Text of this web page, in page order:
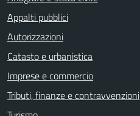
Appalti pubblici
Autorizzazioni
Catasto e urbanistica
Imprese e commercio
Tributi, finanze e contravvenzioni